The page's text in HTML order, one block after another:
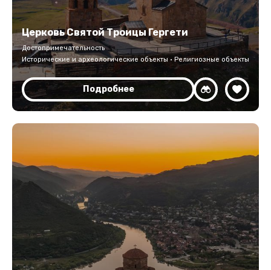
Церковь Святой Троицы Гергети
Достопримечательность
Исторические и археологические объекты · Религиозные объекты
Подробнее